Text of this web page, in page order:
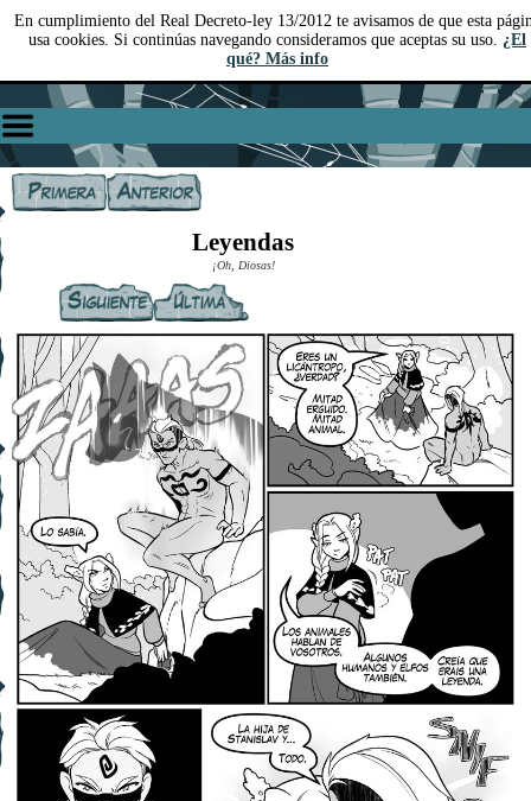
En cumplimiento del Real Decreto-ley 13/2012 te avisamos de que esta
usa cookies. Si continúas navegando consideramos que aceptas su uso. ¿El
qué? Más info
Leyendas
¡Oh, Diosas!